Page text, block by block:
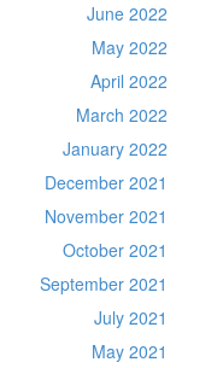
June 2022
May 2022
April 2022
March 2022
January 2022
December 2021
November 2021
October 2021
September 2021
July 2021
May 2021